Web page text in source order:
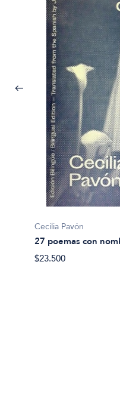
Cecilia Pavón
27 poemas con
$23.500